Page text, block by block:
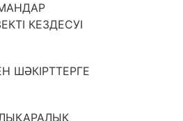
КЕЗДЕСУІ
ШӘКІРТТЕРГЕ